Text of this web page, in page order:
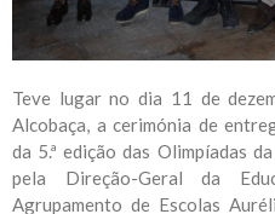
Teve lugar no dia 11 de
Alcobaça, a cerimónia de
da 5.ª edição das Olimpíadas
pela Direção-Geral da
Agrupamento de Escolas